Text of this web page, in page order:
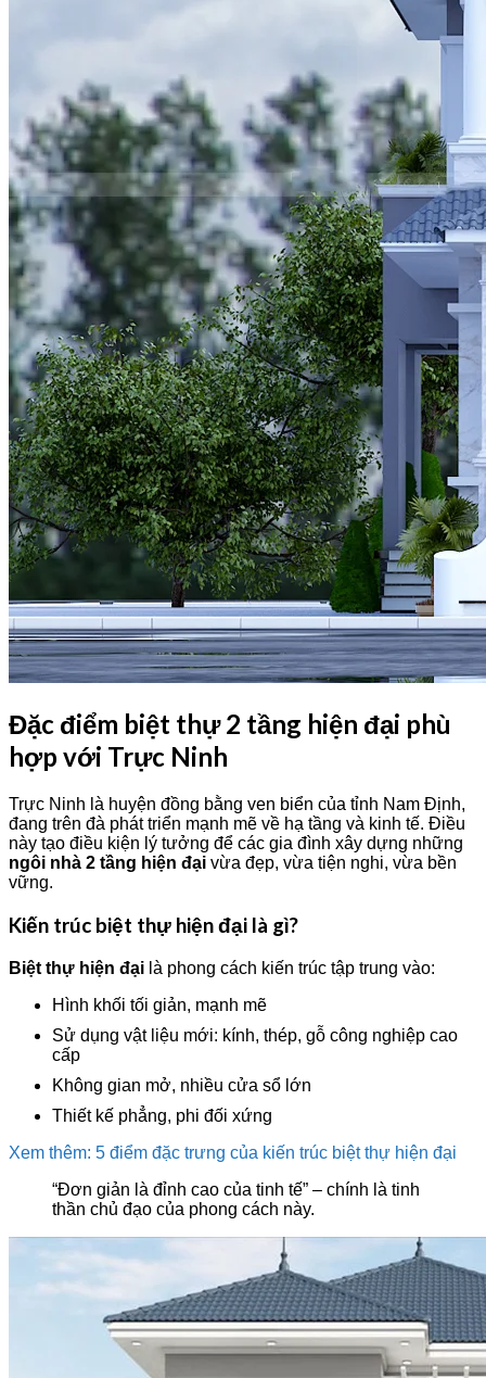
Đặc điểm biệt thự 2 tầng hiện đại phù
hợp với Trực Ninh
Trực Ninh là huyện đồng bằng ven biển của tỉnh Nam Định,
đang trên đà phát triển mạnh mẽ về hạ tầng và kinh tế. Điều
này tạo điều kiện lý tưởng để các gia đình xây dựng những
ngôi nhà 2 tầng hiện đại vừa đẹp, vừa tiện nghi, vừa bền
vững.
Kiến trúc biệt thự hiện đại là gì?
Biệt thự hiện đại là phong cách kiến trúc tập trung vào:
Hình khối tối giản, mạnh mẽ
Sử dụng vật liệu mới: kính, thép, gỗ công nghiệp cao
cấp
Không gian mở, nhiều cửa sổ lớn
Thiết kế phẳng, phi đối xứng
Xem thêm: 5 điểm đặc trưng của kiến trúc biệt thự hiện đại
“Đơn giản là đỉnh cao của tinh tế” – chính là tinh
thần chủ đạo của phong cách này.